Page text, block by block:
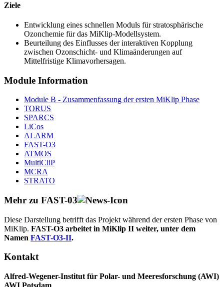
Ziele
Entwicklung eines schnellen Moduls für stratosphärische
Ozonchemie für das MiKlip-Modellsystem.
Beurteilung des Einflusses der interaktiven Kopplung
zwischen Ozonschicht- und Klimaänderungen auf
Mittelfristige Klimavorhersagen.
Module Information
Module B - Zusammenfassung der ersten MiKlip Phase
TORUS
SPARCS
LiCos
ALARM
FAST-O3
ATMOS
MultiCliP
MCRA
STRATO
Mehr zu FAST-03
Diese Darstellung betrifft das Projekt während der ersten Phase von
MiKlip. FAST-O3 arbeitet in MiKlip II weiter, unter dem
Namen FAST-O3-II.
Kontakt
Alfred-Wegener-Institut für Polar- und Meeresforschung (AWI)